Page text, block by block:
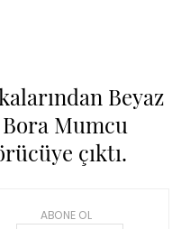
Beyaz
Mumcu
çıktı.
ABONE OL